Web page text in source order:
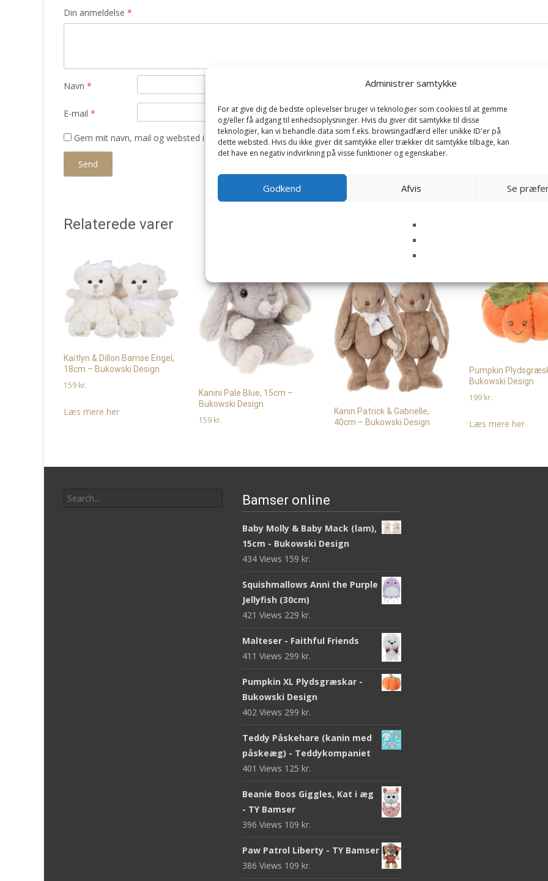
Administrer samtykke
For at give dig de bedste oplevelser bruger vi teknologier som cookies til at gemme
og/eller få adgang til enhedsoplysninger. Hvis du giver dit samtykke til disse
teknologier, kan vi behandle data som f.eks. browsingadfærd eller unikke ID'er på
dette websted. Hvis du ikke giver dit samtykke eller trækker dit samtykke tilbage, kan
det have en negativ indvirkning på visse funktioner og egenskaber.
Godkend Afvis Se
Din anmeldelse *
Navn *
E-mail *
Gem mit navn, mail og websted i denne browser til næste gang jeg kommenterer.
Relaterede varer
Kaitlyn & Dillon Bamse Engel,
18cm – Bukowski Design
159 kr.
Læs mere her
Kanini Pale Blue, 15cm –
Bukowski Design
159 kr.
Kanin Patrick & Gabrielle,
40cm – Bukowski Design
Læs mere her
Pumpkin
Bukowski Design
199 kr.
Læs mere her
for:
Bamser online
Baby Molly & Baby Mack (lam),
15cm - Bukowski Design
434 Views 159 kr.
Squishmallows Anni the Purple
Jellyfish (30cm)
421 Views 229 kr.
Malteser - Faithful Friends
411 Views 299 kr.
Pumpkin XL Plydsgræskar -
Bukowski Design
402 Views 299 kr.
Teddy Påskehare (kanin med
påskeæg) - Teddykompaniet
401 Views 125 kr.
Beanie Boos Giggles, Kat i æg
- TY Bamser
396 Views 109 kr.
Paw Patrol Liberty - TY Bamser
386 Views 109 kr.